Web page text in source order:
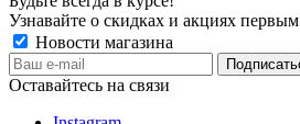
Узнавайте о скидках и акциях первым
Новости магазина
Оставайтесь на связи